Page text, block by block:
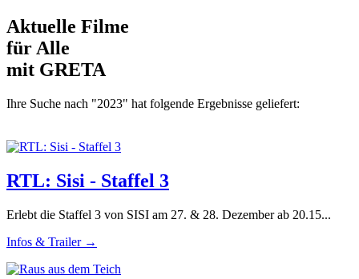
Aktuelle Filme
für Alle
mit GRETA
Ihre Suche nach "2023" hat folgende Ergebnisse geliefert:
RTL: Sisi - Staffel 3
Erlebt die Staffel 3 von SISI am 27. & 28. Dezember ab 20.15...
Infos & Trailer →